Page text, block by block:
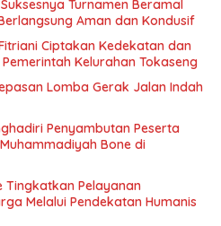
Turnamen Beramal
Aman dan Kondusif
Ciptakan Kedekatan dan
Kelurahan Tokaseng
Lomba Gerak Jalan Indah
Penyambutan Peserta
Bone di
Tingkatkan Pelayanan
Melalui Pendekatan Humanis